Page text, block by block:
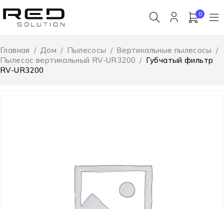
0
Главная / Дом / Пылесосы / Вертикальные пылесосы /
Пылесос вертикальный RV-UR3200 / Губчатый фильтр
RV-UR3200